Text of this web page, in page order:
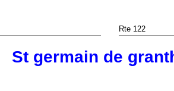
Rte 122
St germain de